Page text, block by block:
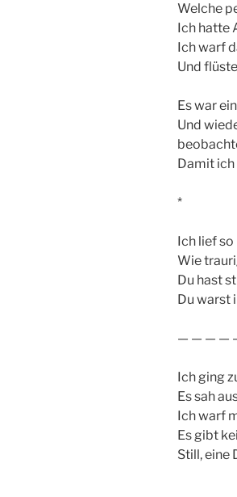
Welche
Ich hatte
Ich warf
Und
Es war
Und
Damit
*
Ich lief so
Wie
Du hast
Du warst
— — — —
Ich ging
Es sah
Ich warf
Es gibt
Still, eine